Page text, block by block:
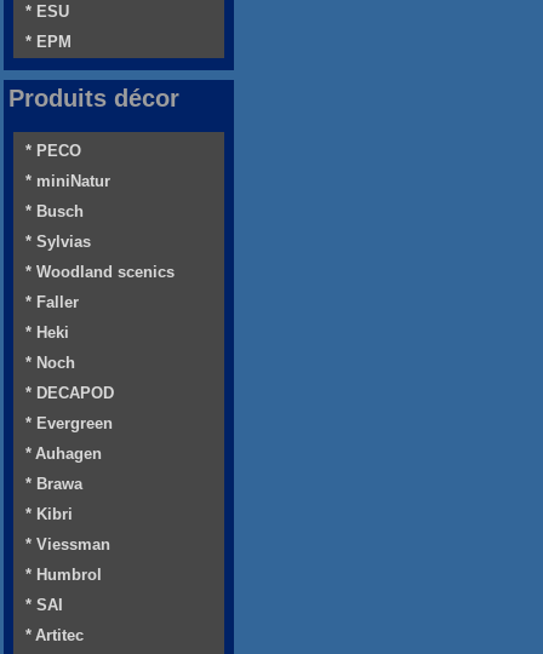
* ESU
* EPM
Produits décor
* PECO
* miniNatur
* Busch
* Sylvias
* Woodland scenics
* Faller
* Heki
* Noch
* DECAPOD
* Evergreen
* Auhagen
* Brawa
* Kibri
* Viessman
* Humbrol
* SAI
* Artitec